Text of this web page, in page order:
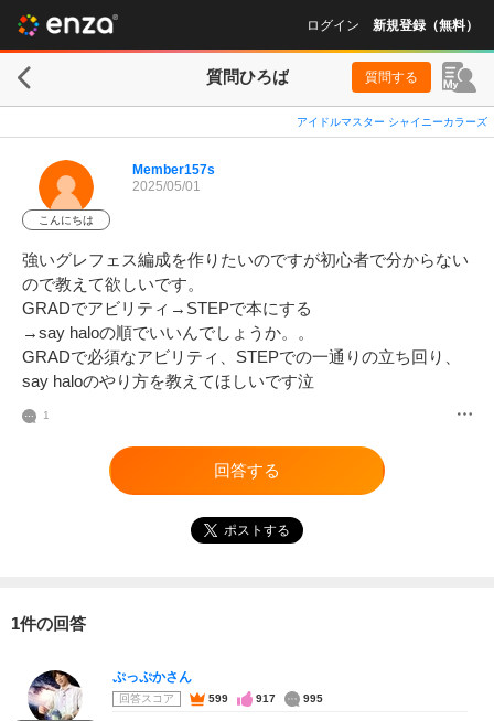
ログイン 新規登録（無料）
質問ひろば 質問する
アイドルマスター シャイニーカラーズ
こんにちは
Member157s
2025/05/01
強いグレフェス編成を作りたいのですが初心者で分からない
ので教えて欲しいです。
GRADでアビリティ→STEPで本にする
→say haloの順でいいんでしょうか。。
GRADで必須なアビリティ、STEPでの一通りの立ち回り、
say haloのやり方を教えてほしいです泣
1
回答する
ポストする
1件の回答
ぷっぷかさん
回答スコア 599 917 995